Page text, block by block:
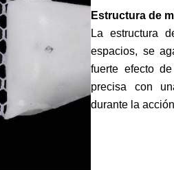
Estructura de
La estructura
espacios, se
fuerte efecto
precisa con
durante la